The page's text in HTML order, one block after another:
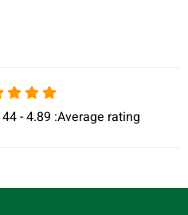
Average rating:
4.89 -
44